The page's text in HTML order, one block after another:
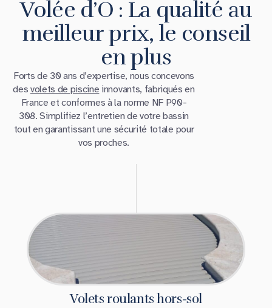
Volée d’O : La qualité au
meilleur prix, le conseil
en plus
Forts de 30 ans d’expertise, nous concevons
des volets de piscine innovants, fabriqués en
France et conformes à la norme NF P90-
308. Simplifiez l’entretien de votre bassin
tout en garantissant une sécurité totale pour
vos proches.
Volets roulants hors-sol